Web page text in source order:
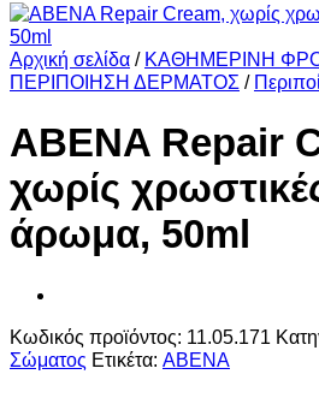
Αρχική σελίδα / ΚΑΘΗΜΕΡΙΝΗ
ΠΕΡΙΠΟΙΗΣΗ ΔΕΡΜΑΤΟΣ /
ABENA Repair
χωρίς
άρωμα, 50ml
Κωδικός προϊόντος: 11.05.171
Σώματος Ετικέτα: ABENA